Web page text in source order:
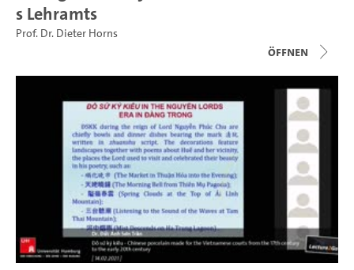
s Lehramts
Prof. Dr. Dieter Horns
Öffnen